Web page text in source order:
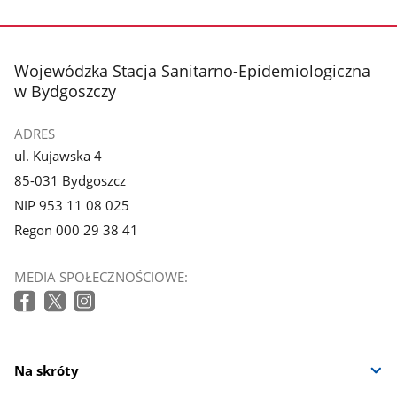
stopka
Wojewódzka Stacja Sanitarno-Epidemiologiczna
w Bydgoszczy
ADRES
ul. Kujawska 4
85-031 Bydgoszcz
NIP 953 11 08 025
Regon 000 29 38 41
MEDIA SPOŁECZNOŚCIOWE:
Na skróty